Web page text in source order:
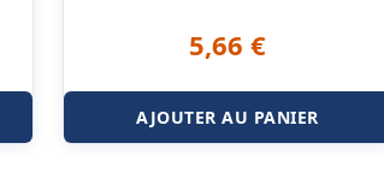
5,66 €
AJOUTER AU PANIER